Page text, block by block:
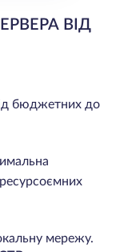
ВІД
бюджетних до
мережу.